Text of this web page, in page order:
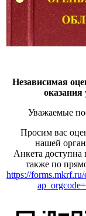
Независимая
оказания
Уважаемые
Просим вас
нашей
Анкета доступна
также по
https://forms.mkrf.ru/